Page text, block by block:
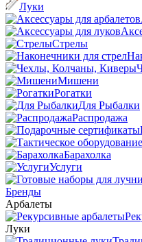
Луки
Стрелы
Мишени
Рогатки
Для Рыбалки
Распродажа
Барахолка
Услуги
Бренды
Арбалеты
Луки